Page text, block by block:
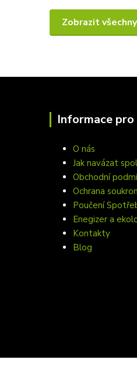
Zobrazit
Informace pro
O nás
Jak navázat
Obchodní
Ochrana
Poučení
Enegizer a
Kontakty
Blog